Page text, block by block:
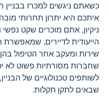
כשאתם ניגשים למכרז
איתכם היא יתרון תחרותי
ניקיון, אתם מוכרים שקט
הייעודית לדיירים,
שירות ומעקב אחר הטיפול
שחברות מסורתיות פשוט לא
לשותפים טכנולוגיים של
שבאים לתקן תקלות.